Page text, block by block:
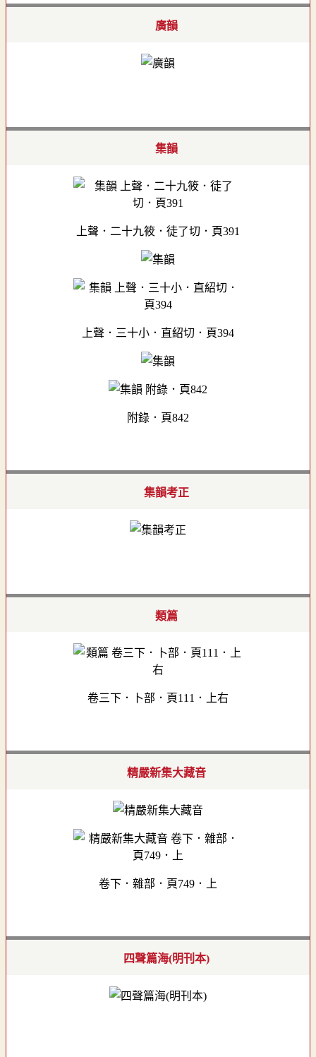
廣韻
集韻
上聲．二十九筱．徒了切．頁391
上聲．三十小．直紹切．頁394
附錄．頁842
集韻考正
類篇
卷三下．卜部．頁111．上右
精嚴新集大藏音
卷下．雜部．頁749．上
四聲篇海(明刊本)